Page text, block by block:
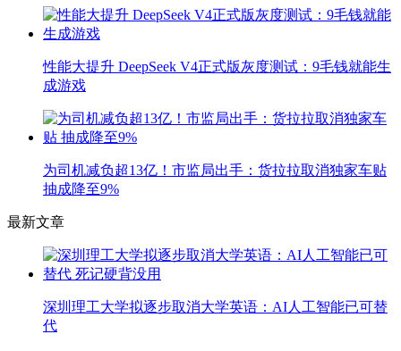
性能大提升 DeepSeek V4正式版灰度测试：9毛钱就能生
成游戏
为司机减负超13亿！市监局出手：货拉拉取消独家车贴
抽成降至9%
最新文章
深圳理工大学拟逐步取消大学英语：AI人工智能已可替
代